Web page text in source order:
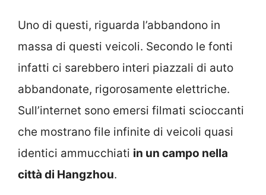
Uno di questi, riguarda l’abbandono in
massa di questi veicoli. Secondo le fonti
infatti ci sarebbero interi piazzali di auto
abbandonate, rigorosamente elettriche.
Sull’internet sono emersi filmati scioccanti
che mostrano file infinite di veicoli quasi
identici ammucchiati in un campo nella
città di Hangzhou.